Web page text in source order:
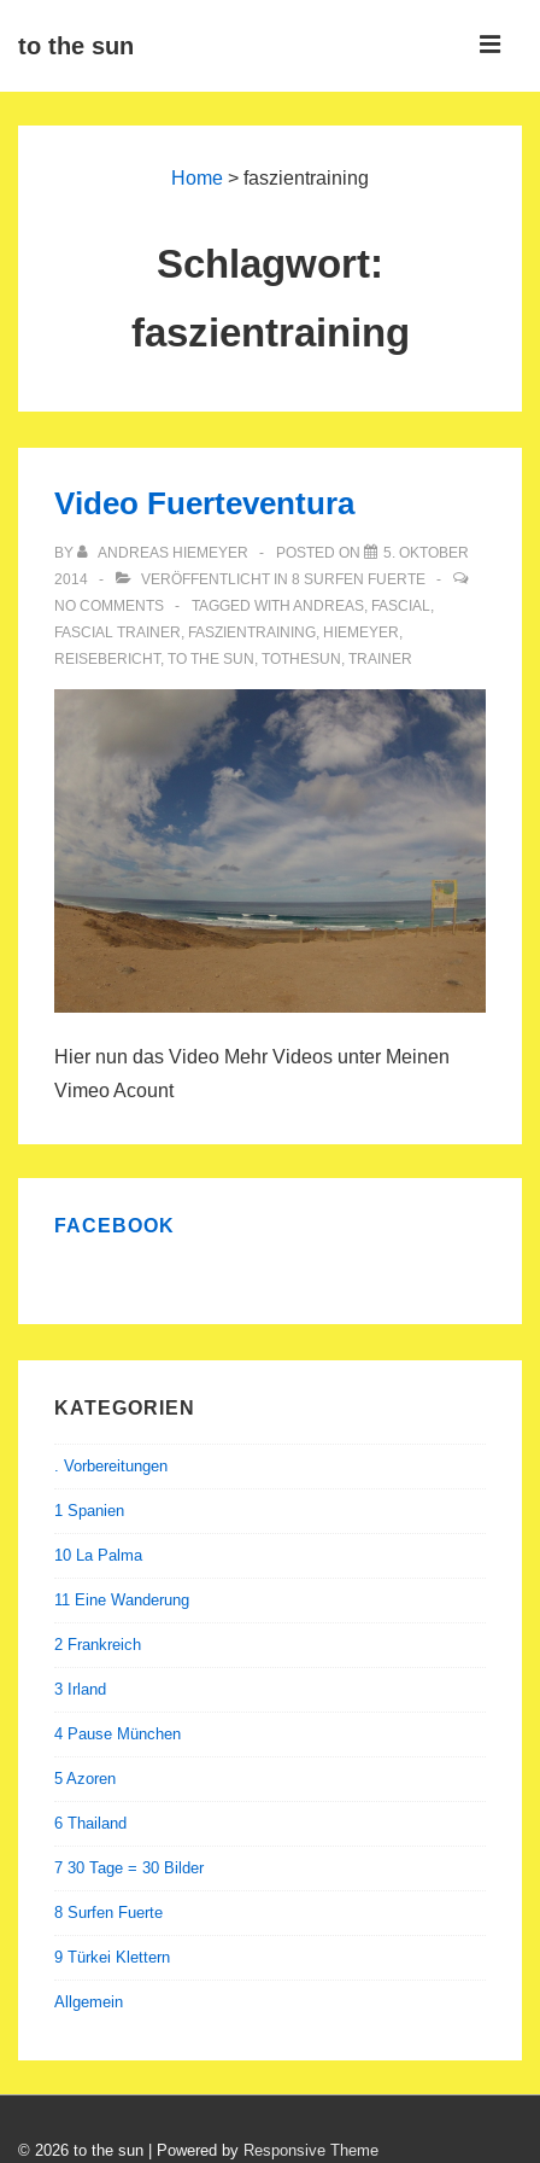
Zumto the sun
Home > faszientraining
Schlagwort:
faszientraining
Video Fuerteventura
BY ANDREAS HIEMEYER POSTED ON
5. OKTOBER
2014
VERÖFFENTLICHT IN 8 SURFEN FUERTE
NO COMMENTS
TAGGED WITH ANDREAS, FASCIAL,
FASCIAL TRAINER, FASZIENTRAINING, HIEMEYER,
REISEBERICHT, TO THE SUN , TOTHESUN , TRAINER
Hier nun das Video Mehr Videos unter Meinen
Vimeo Acount
FACEBOOK
KATEGORIEN
. Vorbereitungen
1 Spanien
10 La Palma
11 Eine Wanderung
2 Frankreich
3 Irland
4 Pause München
5 Azoren
6 Thailand
7 30 Tage = 30 Bilder
8 Surfen Fuerte
9 Türkei Klettern
Allgemein
© 2026 to the sun | Powered by Responsive Theme